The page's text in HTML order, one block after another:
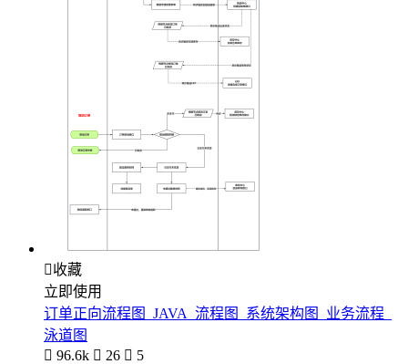
收藏
立即使用
订单正向流程图_JAVA_流程图_系统架构图_业务流程_
泳道图
 96.6k  26  5